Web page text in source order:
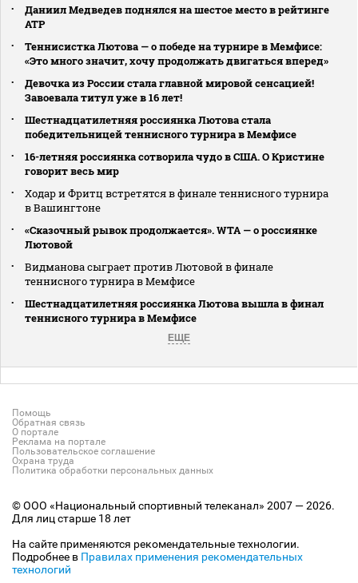
Даниил Медведев поднялся на шестое место в рейтинге
АТР
Теннисистка Лютова — о победе на турнире в Мемфисе:
«Это много значит, хочу продолжать двигаться вперед»
Девочка из России стала главной мировой сенсацией!
Завоевала титул уже в 16 лет!
Шестнадцатилетняя россиянка Лютова стала
победительницей теннисного турнира в Мемфисе
16-летняя россиянка сотворила чудо в США. О Кристине
говорит весь мир
Ходар и Фритц встретятся в финале теннисного турнира
в Вашингтоне
«Сказочный рывок продолжается». WTA — о россиянке
Лютовой
Видманова сыграет против Лютовой в финале
теннисного турнира в Мемфисе
Шестнадцатилетняя россиянка Лютова вышла в финал
теннисного турнира в Мемфисе
ЕЩЕ
Помощь
Обратная связь
О портале
Реклама на портале
Пользовательское соглашение
Охрана труда
Политика обработки персональных данных
© ООО «Национальный спортивный телеканал» 2007 — 2026.
Для лиц старше 18 лет
На сайте применяются рекомендательные технологии.
Подробнее в Правилах применения рекомендательных
технологий